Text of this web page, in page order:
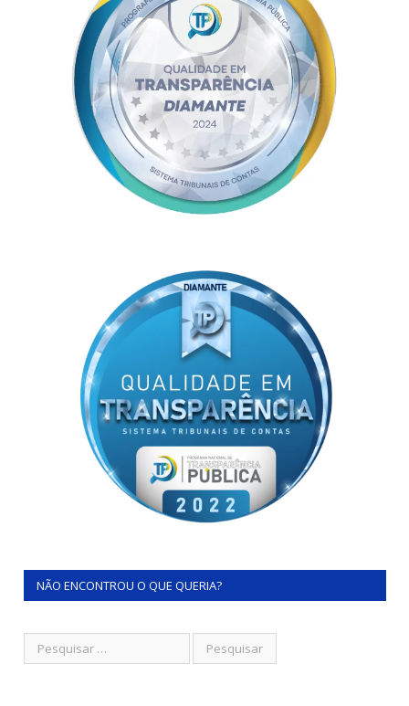
NÃO ENCONTROU O QUE QUERIA?